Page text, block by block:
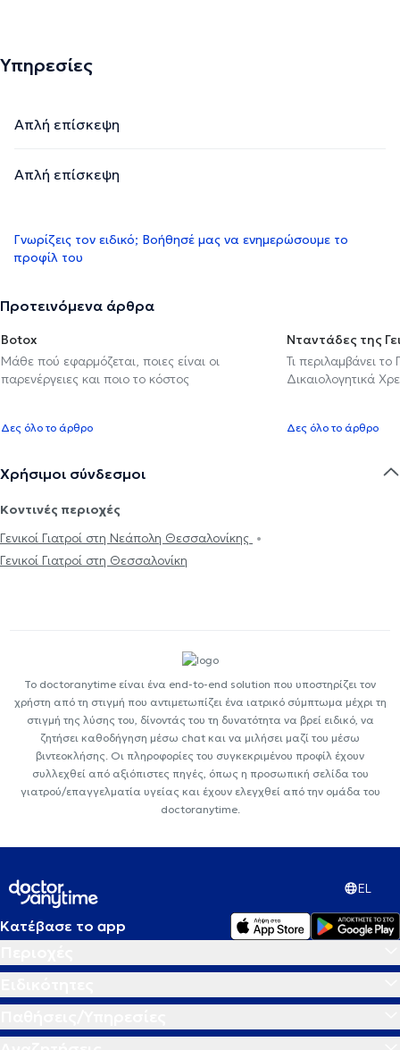
Υπηρεσίες
Απλή επίσκεψη
Απλή επίσκεψη
Γνωρίζεις τον ειδικό; Βοήθησέ μας να ενημερώσουμε το
προφίλ του
Προτεινόμενα άρθρα
Botox
Μάθε πού εφαρμόζεται, ποιες είναι οι
παρενέργειες και ποιο το κόστος
Δες όλο το άρθρο
Νταντάδες της
Τι περιλαμβάνει
Δικαιολογητικά
Δες όλο το άρθρο
Χρήσιμοι σύνδεσμοι
Κοντινές περιοχές
Γενικοί Γιατροί στη Νεάπολη Θεσσαλονίκης
Γενικοί Γιατροί στη Θεσσαλονίκη
Το doctoranytime είναι ένα end-to-end solution που υποστηρίζει τον
χρήστη από τη στιγμή που αντιμετωπίζει ένα ιατρικό σύμπτωμα μέχρι τη
στιγμή της λύσης του, δίνοντάς του τη δυνατότητα να βρεί ειδικό, να
ζητήσει καθοδήγηση μέσω chat και να μιλήσει μαζί του μέσω
βιντεοκλήσης. Οι πληροφορίες του συγκεκριμένου προφίλ έχουν
συλλεχθεί από αξιόπιστες πηγές, όπως η προσωπική σελίδα του
γιατρού/επαγγελματία υγείας και έχουν ελεγχθεί από την ομάδα του
doctoranytime.
EL
Κατέβασε το app